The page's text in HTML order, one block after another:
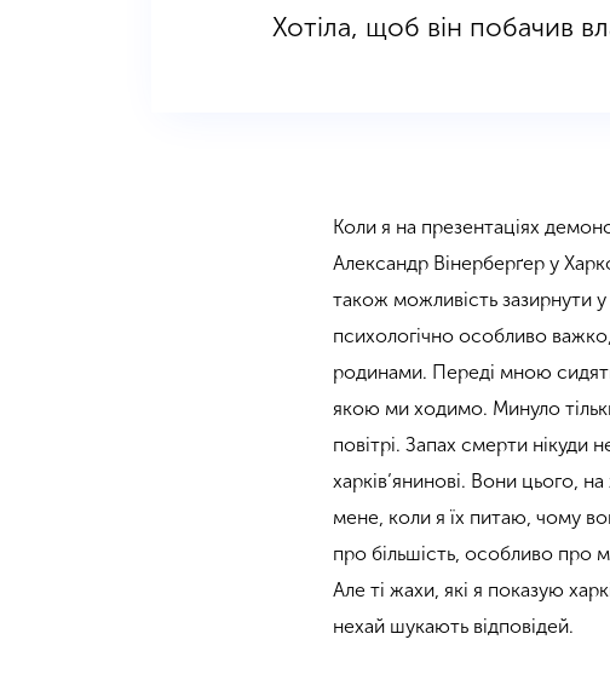
Хотіла, щоб він побачив
Коли я на презентаціях
Александр Вінерберґер у
також можливість зазирнути
психологічно особливо
родинами. Переді мною
якою ми ходимо. Минуло
повітрі. Запах смерти нікуди
харків’янинові. Вони цього,
мене, коли я їх питаю, чому
про більшість, особливо про
Але ті жахи, які я показую
нехай шукають відповідей.